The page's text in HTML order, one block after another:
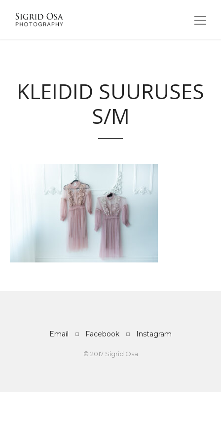
KLEIDID SUURUSES
S/M
Email Facebook Instagram
© 2017 Sigrid Osa